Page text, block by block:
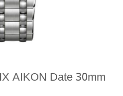
AIKON Date 30mm